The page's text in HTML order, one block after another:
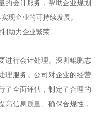
的会计服务，帮助企业规划
现企业的可持续发展。
助力企业繁荣
进行会计处理。深圳鲲鹏志
理服务。公司对企业的经营
了全面评估，制定了合理的
高信息质量、确保合规性，